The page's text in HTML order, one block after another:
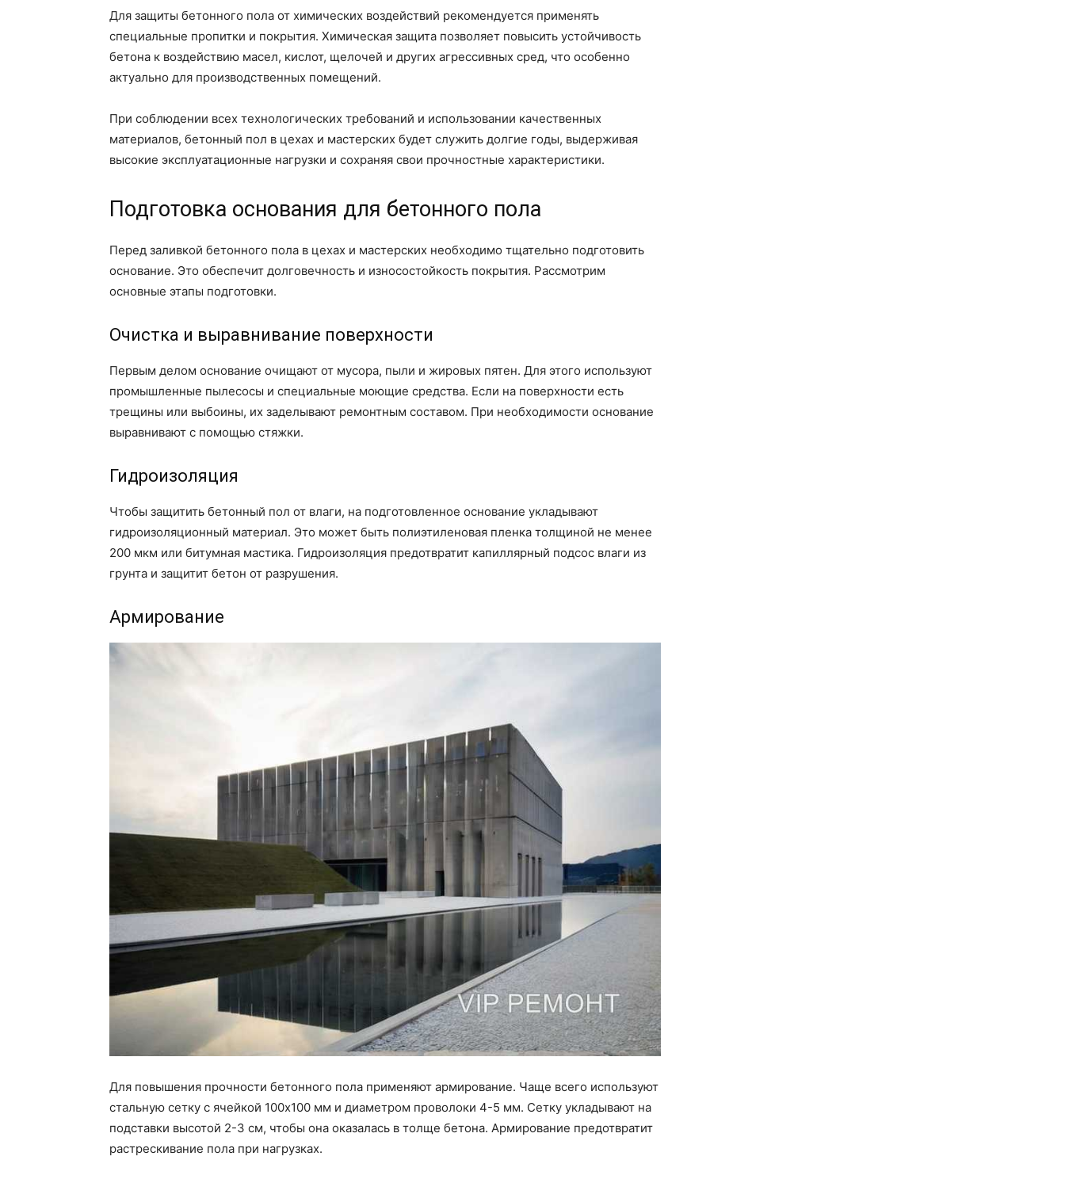
Для защиты бетонного пола от химических воздействий рекомендуется применять
специальные пропитки и покрытия. Химическая защита позволяет повысить устойчивость
бетона к воздействию масел, кислот, щелочей и других агрессивных сред, что особенно
актуально для производственных помещений.
При соблюдении всех технологических требований и использовании качественных
материалов, бетонный пол в цехах и мастерских будет служить долгие годы, выдерживая
высокие эксплуатационные нагрузки и сохраняя свои прочностные характеристики.
Подготовка основания для бетонного пола
Перед заливкой бетонного пола в цехах и мастерских необходимо тщательно подготовить
основание. Это обеспечит долговечность и износостойкость покрытия. Рассмотрим
основные этапы подготовки.
Очистка и выравнивание поверхности
Первым делом основание очищают от мусора, пыли и жировых пятен. Для этого используют
промышленные пылесосы и специальные моющие средства. Если на поверхности есть
трещины или выбоины, их заделывают ремонтным составом. При необходимости основание
выравнивают с помощью стяжки.
Гидроизоляция
Чтобы защитить бетонный пол от влаги, на подготовленное основание укладывают
гидроизоляционный материал. Это может быть полиэтиленовая пленка толщиной не менее
200 мкм или битумная мастика. Гидроизоляция предотвратит капиллярный подсос влаги из
грунта и защитит бетон от разрушения.
Армирование
Для повышения прочности бетонного пола применяют армирование. Чаще всего используют
стальную сетку с ячейкой 100х100 мм и диаметром проволоки 4-5 мм. Сетку укладывают на
подставки высотой 2-3 см, чтобы она оказалась в толще бетона. Армирование предотвратит
растрескивание пола при нагрузках.